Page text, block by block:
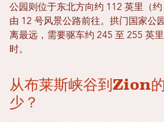
公园则位于东北方向约 112 英里（
由 12 号风景公路前往。拱门国家公
离最远，需要驱车约 245 至 255 英
时。
从布莱斯峡谷到Zion
少？